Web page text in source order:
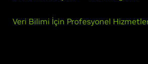
Veri Bilimi İçin Profesyonel